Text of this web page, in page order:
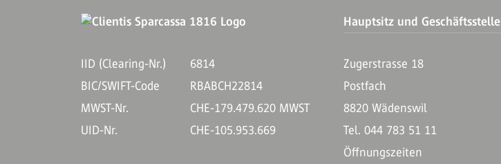
Hauptsitz und Geschäftsstelle
IID (Clearing-Nr.)
6814
BIC/SWIFT-Code
RBABCH22814
MWST-Nr.
CHE-179.479.620 MWST
UID-Nr.
CHE-105.953.669
Zugerstrasse 18
Postfach
8820 Wädenswil
Tel. 044 783 51 11
Öffnungszeiten